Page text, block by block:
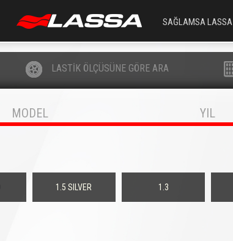
SAĞLAMSA LASSA
LASTİK ÖLÇÜSÜNE GÖRE ARA
MODEL YIL
1.5 SILVER 1.3